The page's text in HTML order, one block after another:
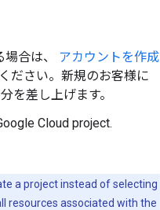
合は、
アカウントを作成
ださい。新規のお客様に
を差し上げます。
Cloud project.
a project instead of selecting
resources associated with the